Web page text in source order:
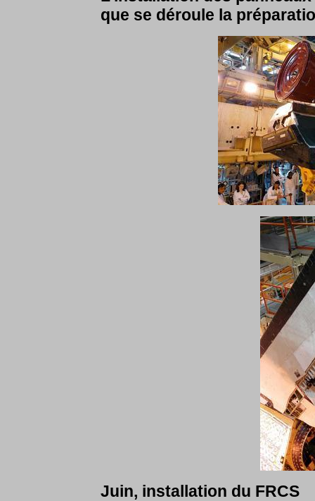
que se déroule la
Juin, installation du FRCS